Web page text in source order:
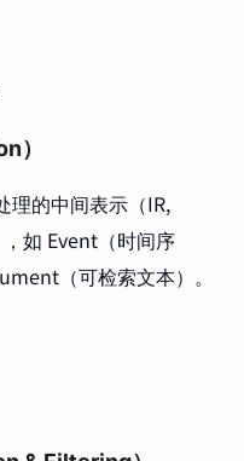
）
理的中间表示（IR,
如 Event（时间序
（可检索文本）。